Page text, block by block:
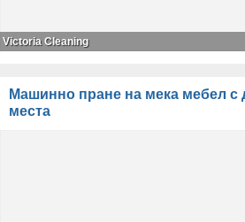
Victoria Cleaning
Машинно пране на мека мебел с
места